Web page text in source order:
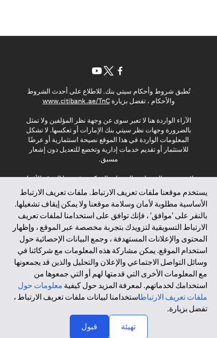
يستخدم موقعنا ملفات تعريف الارتباط. ملفات تعريف الارتباط
الأساسية مطلوبة لأمان وسلامة موقعنا ولا يمكن إيقاف تشغيلها.
بالنقر على 'موافق' ، فإنك توافق على استخدامنا لملفات تعريف
الارتباط التسويقية لتزويدك بتجربة مخصصة عبر الموقع ، وإظهار
المحتوى والإعلانات المستهدفة ، وجمع البيانات الإحصائية حول
استخدام الموقع. يمكن مشاركة هذه المعلومات مع شركائنا في
وسائل التواصل الاجتماعي والإعلان والتحليل والذين قد يجمعونها
مع المعلومات الأخرى التي قدمتها لهم أو التي جمعوها من
استخدامك لخدماتهم. لمعرفة المزيد حول كيفية معلومات حول
ملفات تعريف الارتباطاستخدامنا لبيانات ملفات تعريف الارتباط ،
تفضل بزيارة.
تهيئة
قبول
تُطبق شروط وأحكام سيتي بنك. للاطلاع على أحدث الشروط
والأحكام ، تفضل بزيارةwww.citibank.ae/TnC
in a new tab
الآراء الواردة هنا لا تعبر سوى عن وجهة نظر المؤلفين ولا تمثل
بالضرورة وجهات نظر سيتي بنك الإمارات أو تعكسها. لا تشكل
المعلومات الواردة في هذا الموقع نصيحة استثمارية أو عرضًا
للاستثمار أو تقديم خدمات إدارية وتخضع للتعديل دون إشعار
مسبق.
لا يتم تقديم المنتجات والخدمات المذكورة في هذا الموقع للأفراد
المقيمين في الاتحاد الأوروبي أو المنطقة الاقتصادية الأوروبية أو
سويسرا أو غيرنسي أو جيرسي أو موناكو أو سان مارينو أو
الفاتيكان أو جزيرة مان أو المملكة المتحدة أو خصوصية البيانات
(لائحة حماية البيانات العامة \ قانون حماية البيانات الشخصية
العامة \ قانون خصوصية نيوزيلندا). المحتوى الموجود في هذه
الصفحة ليس ولا ينبغي تفسيره على أنه عرض أو دعوة أو دعوة
لشراء أو بيع أي من المنتجات والخدمات المذكورة هنا لمثل هؤلاء
الأفراد.
*GDPR – اللائحة العامة لحماية البيانات؛ * LGPD – Lei Geral de
Proteção de Dados Pessoais ; *NZPA – قانون الخصوصية
النيوزيلندي
2025 citibank.ae